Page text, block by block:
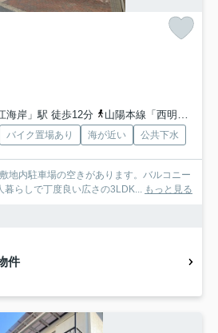
海岸」駅 徒歩12分
山陽本線「西明石」駅 徒歩25分
バイク置場あり 海が近い 公共下水
地内駐車場の空きがあります。バルコニー
らしで丁度良い広さの3LDK...
もっと見る
件